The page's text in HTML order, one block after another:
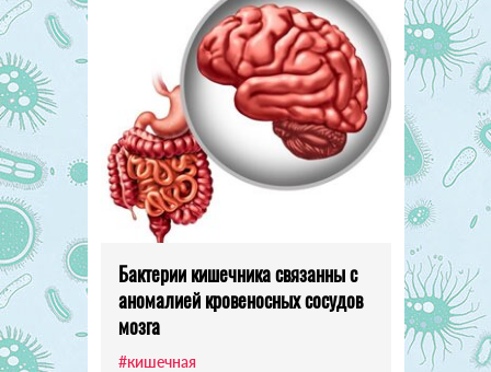
Бактерии кишечника связанны с
аномалией кровеносных сосудов
мозга
#кишечная